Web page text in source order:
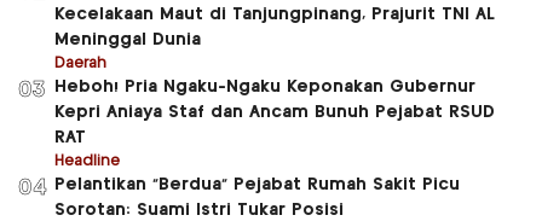
Kecelakaan Maut di Tanjungpinang, Prajurit TNI AL
Meninggal Dunia
Daerah
03
Heboh! Pria Ngaku-Ngaku Keponakan Gubernur
Kepri Aniaya Staf dan Ancam Bunuh Pejabat RSUD
RAT
Headline
04
Pelantikan “Berdua” Pejabat Rumah Sakit Picu
Sorotan: Suami Istri Tukar Posisi